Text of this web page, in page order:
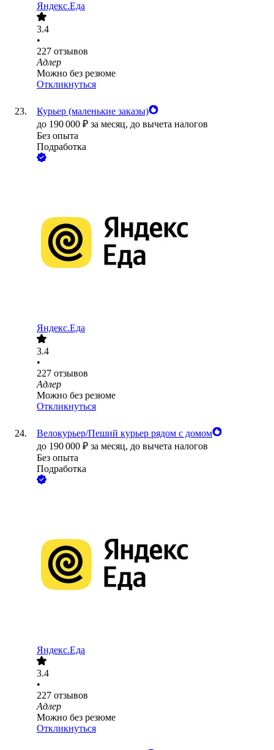
Яндекс.Еда
3.4
•
227 отзывов
Адлер
Можно без резюме
Откликнуться
Курьер (маленькие заказы)
до 190 000 ₽ за месяц, до вычета налогов
Без опыта
Подработка
Яндекс.Еда
3.4
•
227 отзывов
Адлер
Можно без резюме
Откликнуться
Велокурьер/Пеший курьер рядом с домом
до 190 000 ₽ за месяц, до вычета налогов
Без опыта
Подработка
Яндекс.Еда
3.4
•
227 отзывов
Адлер
Можно без резюме
Откликнуться